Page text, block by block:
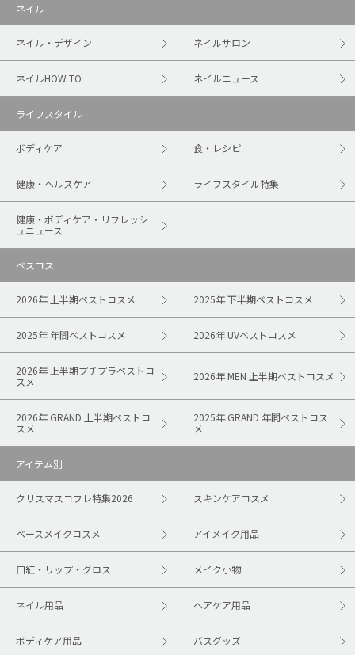
ネイル
ネイル・デザイン ネイルサロン
ネイルHOW TO ネイルニュース
ライフスタイル
ボディケア 食・レシピ
健康・ヘルスケア ライフスタイル特集
健康・ボディケア・リフレッシ
ュニュース
ベスコス
2026年 上半期ベストコスメ 2025年 下半期ベストコスメ
2025年 年間ベストコスメ 2026年 UVベストコスメ
2026年 上半期プチプラベストコ
スメ
2026年 MEN 上半期ベストコスメ
2026年 GRAND 上半期ベストコ
スメ
2025年 GRAND 年間ベストコス
メ
アイテム別
クリスマスコフレ特集2026 スキンケアコスメ
ベースメイクコスメ アイメイク用品
口紅・リップ・グロス メイク小物
ネイル用品 ヘアケア用品
ボディケア用品 バスグッズ